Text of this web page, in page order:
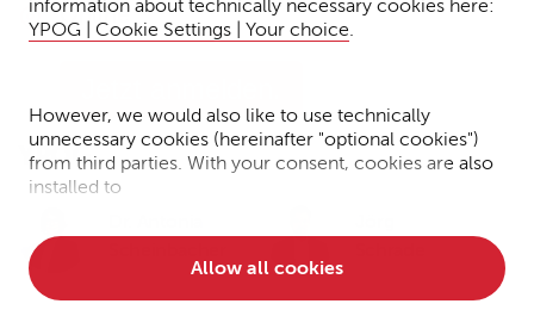
information about technically necessary cookies here:
YPOG | Cookie Settings | Your choice.
However, we would also like to use technically
unnecessary cookies (hereinafter "optional cookies")
from third parties. With your consent, cookies are also
installed to
• improve the functionality of the website and
Allow all cookies
Online
YPOG